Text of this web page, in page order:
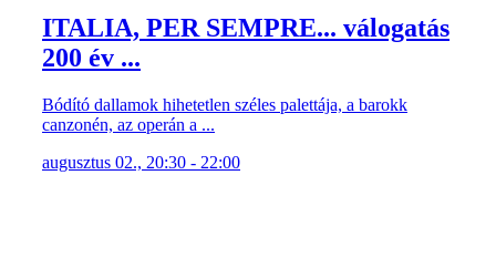
ITALIA, PER SEMPRE... válogatás
200 év ...
Bódító dallamok hihetetlen széles palettája, a barokk
canzonén, az operán a ...
augusztus 02., 20:30 - 22:00